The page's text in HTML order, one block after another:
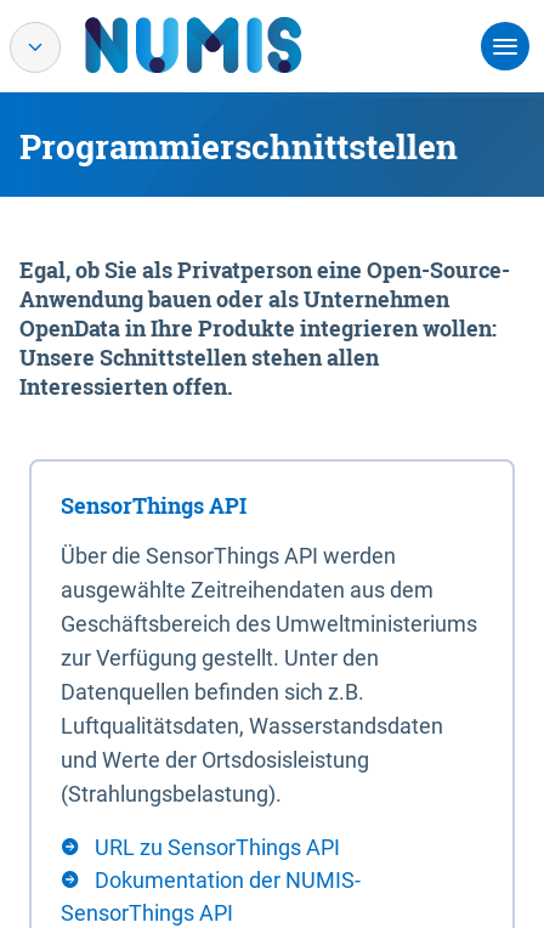
Programmierschnittstellen
Egal, ob Sie als Privatperson eine Open-Source-
Anwendung bauen oder als Unternehmen
OpenData in Ihre Produkte integrieren wollen:
Unsere Schnittstellen stehen allen
Interessierten offen.
SensorThings API
Über die SensorThings API werden
ausgewählte Zeitreihendaten aus dem
Geschäftsbereich des Umweltministeriums
zur Verfügung gestellt. Unter den
Datenquellen befinden sich z.B.
Luftqualitätsdaten, Wasserstandsdaten
und Werte der Ortsdosisleistung
(Strahlungsbelastung).
URL zu SensorThings API
Dokumentation der NUMIS-
SensorThings API